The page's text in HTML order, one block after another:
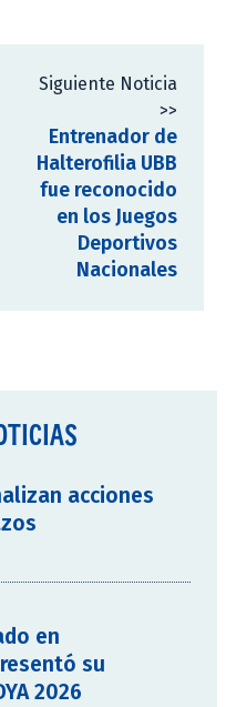
Siguiente Noticia
>>
Entrenador de
Halterofilia UBB
fue reconocido
en los Juegos
Deportivos
Nacionales
acciones
en
su
2026